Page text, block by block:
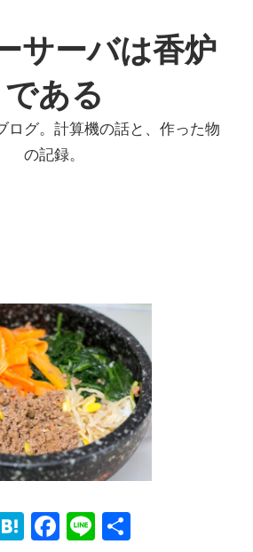
サーバは香炉
である
ログ。計算機の話と、作った物
の記録。
Hatena
Facebook
Line